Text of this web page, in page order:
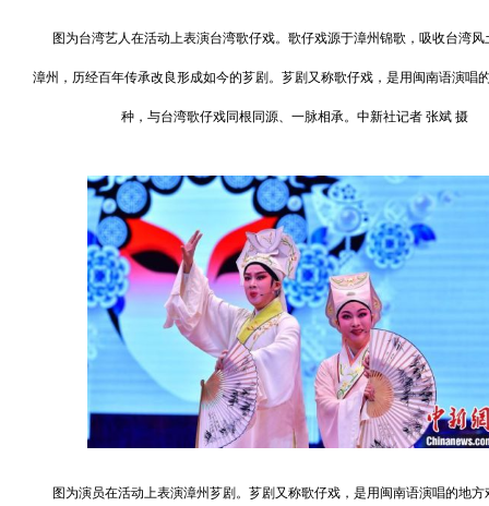
图为台湾艺人在活动上表演台湾歌仔戏。歌仔戏源于漳州锦歌，吸收台湾风
漳州，历经百年传承改良形成如今的芗剧。芗剧又称歌仔戏，是用闽南语演唱
种，与台湾歌仔戏同根同源、一脉相承。中新社记者 张斌 摄
图为演员在活动上表演漳州芗剧。芗剧又称歌仔戏，是用闽南语演唱的地方